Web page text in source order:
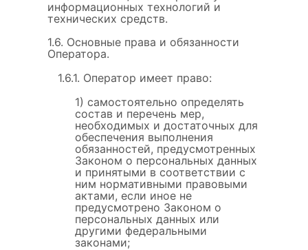
информационных технологий и
технических средств.
1.6. Основные права и обязанности
Оператора.
1.6.1. Оператор имеет право:
1) самостоятельно определять
состав и перечень мер,
необходимых и достаточных для
обеспечения выполнения
обязанностей, предусмотренных
Законом о персональных данных
и принятыми в соответствии с
ним нормативными правовыми
актами, если иное не
предусмотрено Законом о
персональных данных или
другими федеральными
законами;